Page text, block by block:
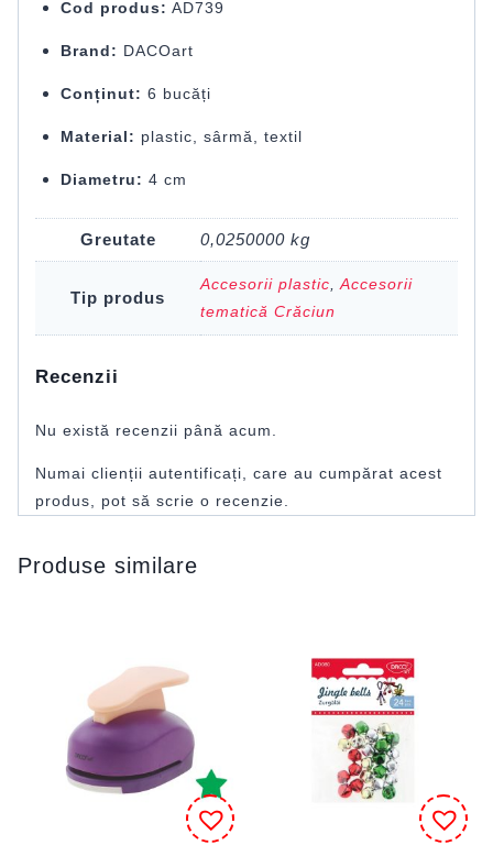
Cod produs: AD739
Brand: DACOart
Conținut: 6 bucăți
Material: plastic, sârmă, textil
Diametru: 4 cm
Greutate 0,0250000 kg
Tip produs
Accesorii plastic,Accesorii
tematică Crăciun
Recenzii
Nu există recenzii până acum.
Numai clienții autentificați, care au cumpărat acest
produs, pot să scrie o recenzie.
Produse similare